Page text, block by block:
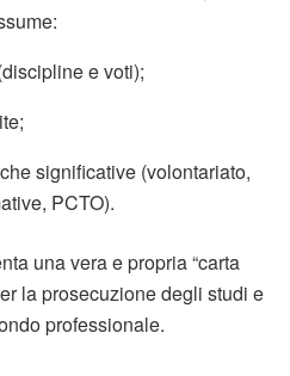
e voti);
significative (volontariato,
PCTO).
una vera e propria “carta
la prosecuzione degli studi e
professionale.